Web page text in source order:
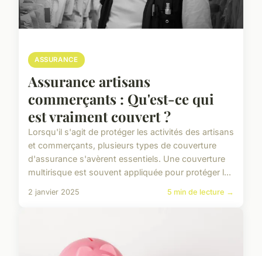
ASSURANCE
Assurance artisans
commerçants : Qu'est-ce qui
est vraiment couvert ?
Lorsqu'il s'agit de protéger les activités des artisans
et commerçants, plusieurs types de couverture
d'assurance s'avèrent essentiels. Une couverture
multirisque est souvent appliquée pour protéger l...
2 janvier 2025 5 min de lecture →